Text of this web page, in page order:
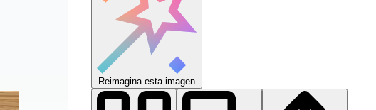
Reimagina esta imagen